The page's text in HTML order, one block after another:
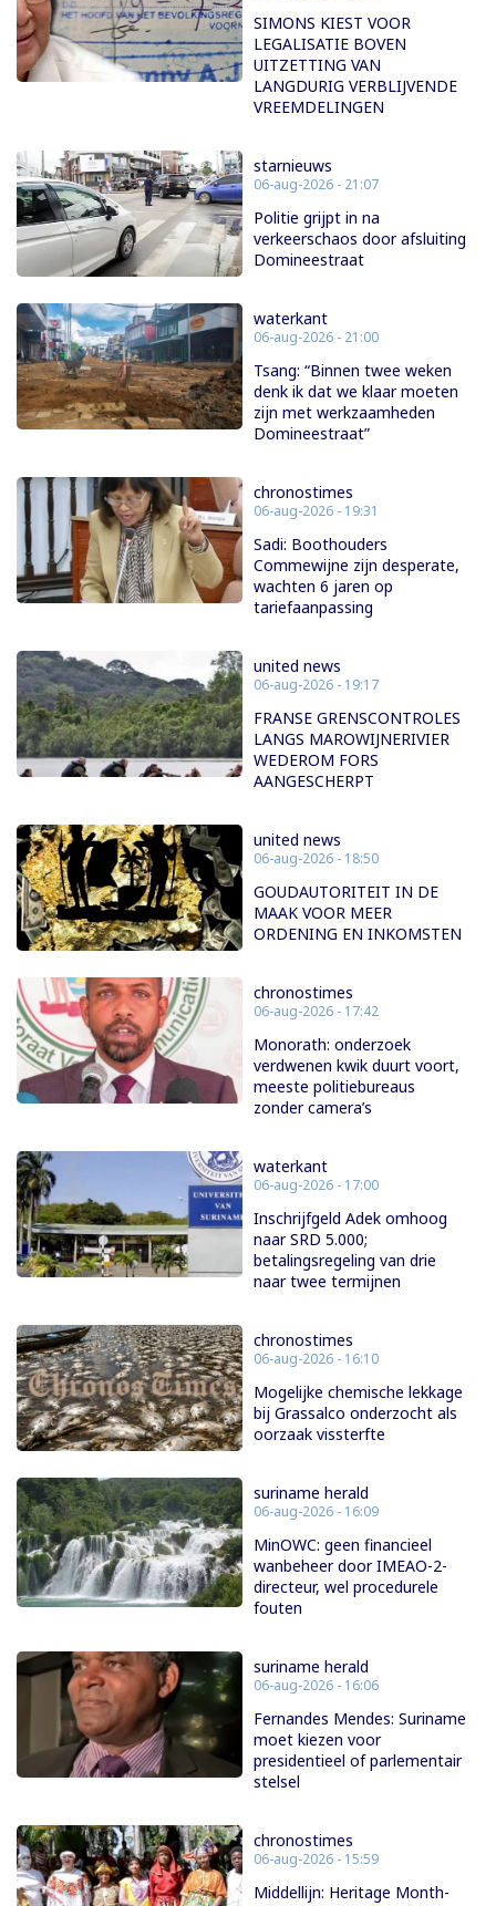
SIMONS KIEST VOOR
LEGALISATIE BOVEN
UITZETTING VAN
LANGDURIG VERBLIJVENDE
VREEMDELINGEN
starnieuws
06-aug-2026 - 21:07
Politie grijpt in na
verkeerschaos door afsluiting
Domineestraat
waterkant
06-aug-2026 - 21:00
Tsang: “Binnen twee weken
denk ik dat we klaar moeten
zijn met werkzaamheden
Domineestraat”
chronostimes
06-aug-2026 - 19:31
Sadi: Boothouders
Commewijne zijn desperate,
wachten 6 jaren op
tariefaanpassing
united news
06-aug-2026 - 19:17
FRANSE GRENSCONTROLES
LANGS MAROWIJNERIVIER
WEDEROM FORS
AANGESCHERPT
united news
06-aug-2026 - 18:50
GOUDAUTORITEIT IN DE
MAAK VOOR MEER
ORDENING EN INKOMSTEN
chronostimes
06-aug-2026 - 17:42
Monorath: onderzoek
verdwenen kwik duurt voort,
meeste politiebureaus
zonder camera’s
waterkant
06-aug-2026 - 17:00
Inschrijfgeld Adek omhoog
naar SRD 5.000;
betalingsregeling van drie
naar twee termijnen
chronostimes
06-aug-2026 - 16:10
Mogelijke chemische lekkage
bij Grassalco onderzocht als
oorzaak vissterfte
suriname herald
06-aug-2026 - 16:09
MinOWC: geen financieel
wanbeheer door IMEAO-2-
directeur, wel procedurele
fouten
suriname herald
06-aug-2026 - 16:06
Fernandes Mendes: Suriname
moet kiezen voor
presidentieel of parlementair
stelsel
chronostimes
06-aug-2026 - 15:59
Middellijn: Heritage Month-